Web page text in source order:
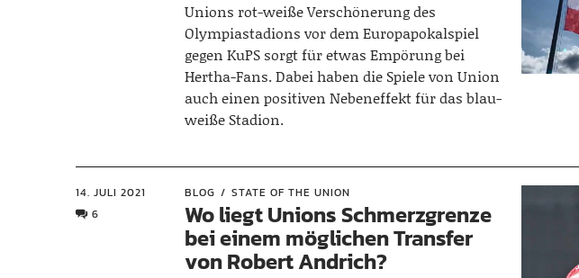
Unions rot-weiße Verschönerung des
Olympiastadions vor dem Europapokalspiel
gegen KuPS sorgt für etwas Empörung bei
Hertha-Fans. Dabei haben die Spiele von Union
auch einen positiven Nebeneffekt für das blau-
weiße Stadion.
14. JULI 2021
6
BLOG STATE OF THE UNION
Wo liegt Unions Schmerzgrenze
bei einem möglichen Transfer
von Robert Andrich?